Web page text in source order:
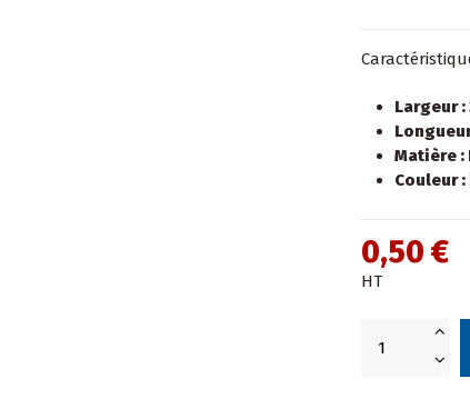
Largeur :
Matière
Couleur
0,50 €
HT